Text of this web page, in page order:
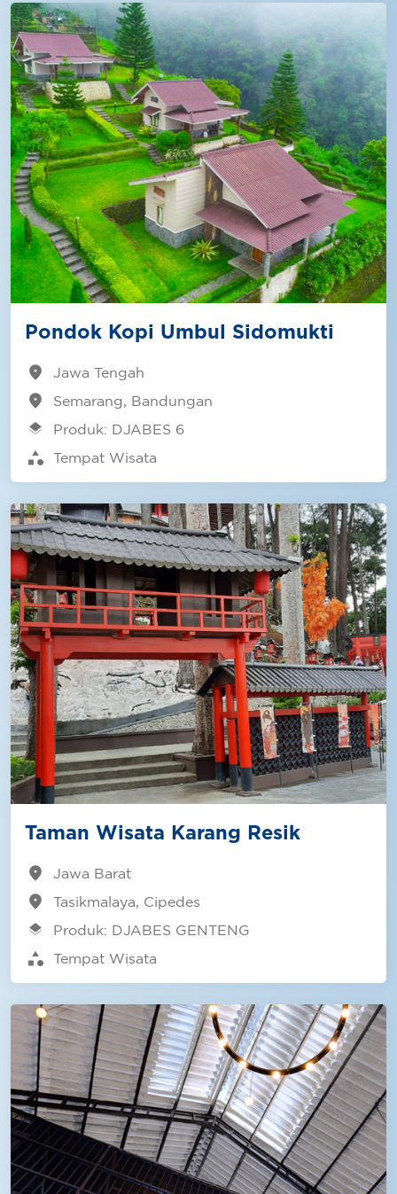
Pondok Kopi Umbul Sidomukti
location_on Jawa Tengah
location_on Semarang, Bandungan
layers Produk: DJABES 6
category Tempat Wisata
Taman Wisata Karang Resik
location_on Jawa Barat
location_on Tasikmalaya, Cipedes
layers Produk: DJABES GENTENG
category Tempat Wisata